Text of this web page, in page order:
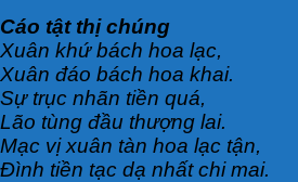
Cáo tật thị chúng
Xuân khứ bách hoa lạc,
Xuân đáo bách hoa khai.
Sự trục nhãn tiền quá,
Lão tùng đầu thượng lai.
Mạc vị xuân tàn hoa lạc tận,
Đình tiền tạc dạ nhất chi mai.